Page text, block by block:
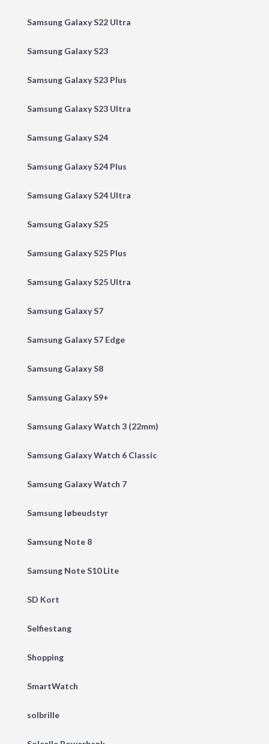
Samsung Galaxy S22 Ultra
Samsung Galaxy S23
Samsung Galaxy S23 Plus
Samsung Galaxy S23 Ultra
Samsung Galaxy S24
Samsung Galaxy S24 Plus
Samsung Galaxy S24 Ultra
Samsung Galaxy S25
Samsung Galaxy S25 Plus
Samsung Galaxy S25 Ultra
Samsung Galaxy S7
Samsung Galaxy S7 Edge
Samsung Galaxy S8
Samsung Galaxy S9+
Samsung Galaxy Watch 3 (22mm)
Samsung Galaxy Watch 6 Classic
Samsung Galaxy Watch 7
Samsung løbeudstyr
Samsung Note 8
Samsung Note S10 Lite
SD Kort
Selfiestang
Shopping
SmartWatch
solbrille